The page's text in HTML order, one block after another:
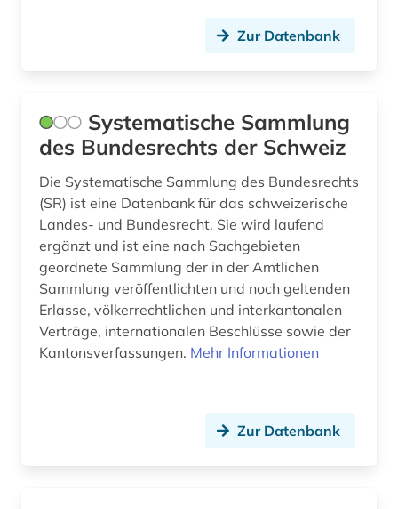
fotografie (1)
französisch (1)
genealogie (1)
geographie (1)
gerichtsentscheidung (1)
geschichte 1500-1820 (1)
Zur Datenbank
Systematische Sammlung
des Bundesrechts der Schweiz
Die Systematische Sammlung des Bundesrechts
(SR) ist eine Datenbank für das schweizerische
Landes- und Bundesrecht. Sie wird laufend
ergänzt und ist eine nach Sachgebieten
geordnete Sammlung der in der Amtlichen
Sammlung veröffentlichten und noch geltenden
Erlasse, völkerrechtlichen und interkantonalen
Verträge, internationalen Beschlüsse sowie der
Kantonsverfassungen. Mehr Informationen
Zur Datenbank